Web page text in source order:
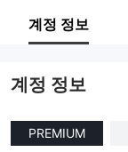
기업 직원
계정 정보
계정 정보
PREMIUM